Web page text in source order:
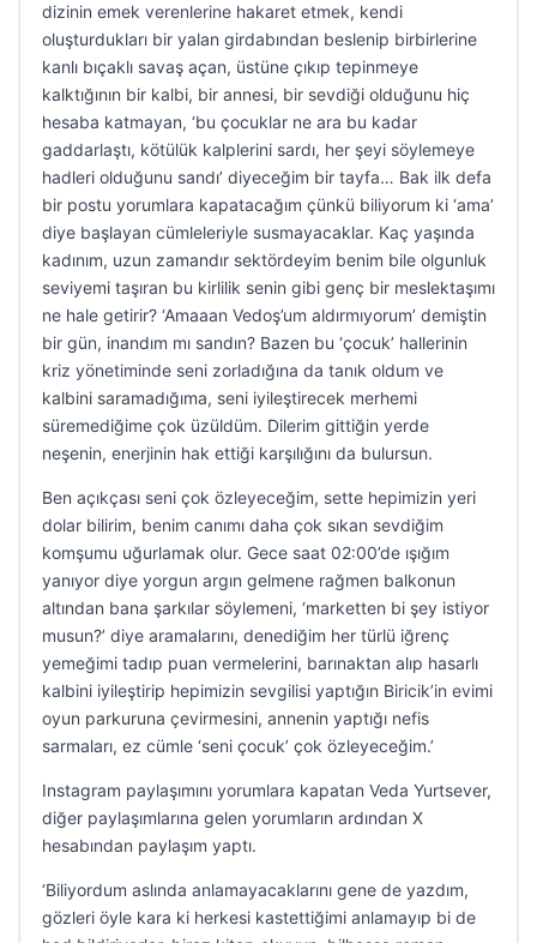
dizinin emek verenlerine hakaret etmek, kendi
oluşturdukları bir yalan girdabından beslenip birbirlerine
kanlı bıçaklı savaş açan, üstüne çıkıp tepinmeye
kalktığının bir kalbi, bir annesi, bir sevdiği olduğunu hiç
hesaba katmayan, ‘bu çocuklar ne ara bu kadar
gaddarlaştı, kötülük kalplerini sardı, her şeyi söylemeye
hadleri olduğunu sandı’ diyeceğim bir tayfa… Bak ilk defa
bir postu yorumlara kapatacağım çünkü biliyorum ki ‘ama’
diye başlayan cümleleriyle susmayacaklar. Kaç yaşında
kadınım, uzun zamandır sektördeyim benim bile olgunluk
seviyemi taşıran bu kirlilik senin gibi genç bir meslektaşımı
ne hale getirir? ‘Amaaan Vedoş’um aldırmıyorum’ demiştin
bir gün, inandım mı sandın? Bazen bu ‘çocuk’ hallerinin
kriz yönetiminde seni zorladığına da tanık oldum ve
kalbini saramadığıma, seni iyileştirecek merhemi
süremediğime çok üzüldüm. Dilerim gittiğin yerde
neşenin, enerjinin hak ettiği karşılığını da bulursun.
Ben açıkçası seni çok özleyeceğim, sette hepimizin yeri
dolar bilirim, benim canımı daha çok sıkan sevdiğim
komşumu uğurlamak olur. Gece saat 02:00’de ışığım
yanıyor diye yorgun argın gelmene rağmen balkonun
altından bana şarkılar söylemeni, ‘marketten bi şey istiyor
musun?’ diye aramalarını, denediğim her türlü iğrenç
yemeğimi tadıp puan vermelerini, barınaktan alıp hasarlı
kalbini iyileştirip hepimizin sevgilisi yaptığın Biricik’in evimi
oyun parkuruna çevirmesini, annenin yaptığı nefis
sarmaları, ez cümle ‘seni çocuk’ çok özleyeceğim.’
Instagram paylaşımını yorumlara kapatan Veda Yurtsever,
diğer paylaşımlarına gelen yorumların ardından X
hesabından paylaşım yaptı.
‘Biliyordum aslında anlamayacaklarını gene de yazdım,
gözleri öyle kara ki herkesi kastettiğimi anlamayıp bi de